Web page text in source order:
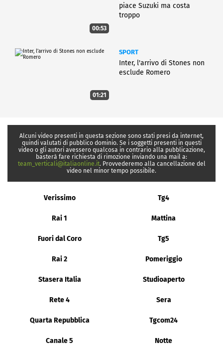
00:53
piace Suzuki ma costa
troppo
01:21
SPORT
Inter, l'arrivo di Stones non
esclude Romero
Alcuni video presenti in questa sezione sono stati presi da internet,
quindi valutati di pubblico dominio. Se i soggetti presenti in questi
video o gli autori avessero qualcosa in contrario alla pubblicazione,
basterà fare richiesta di rimozione inviando una mail a:
team_verticali@italiaonline.it. Provvederemo alla cancellazione del
video nel minor tempo possibile.
Verissimo Tg4
Rai 1 Mattina
Fuori dal Coro Tg5
Rai 2 Pomeriggio
Stasera Italia Studioaperto
Rete 4 Sera
Quarta Repubblica Tgcom24
Canale 5 Notte